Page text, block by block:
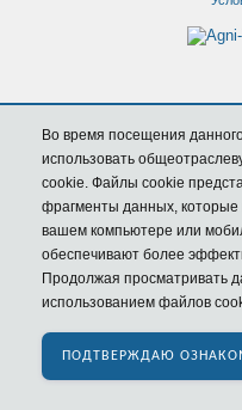
Во время посещения
использовать общеотраслевую
cookie. Файлы cookie
фрагменты данных, которые временно
вашем компьютере или
обеспечивают более
Продолжая просматривать
использованием файлов
ПОДТВЕРЖДАЮ